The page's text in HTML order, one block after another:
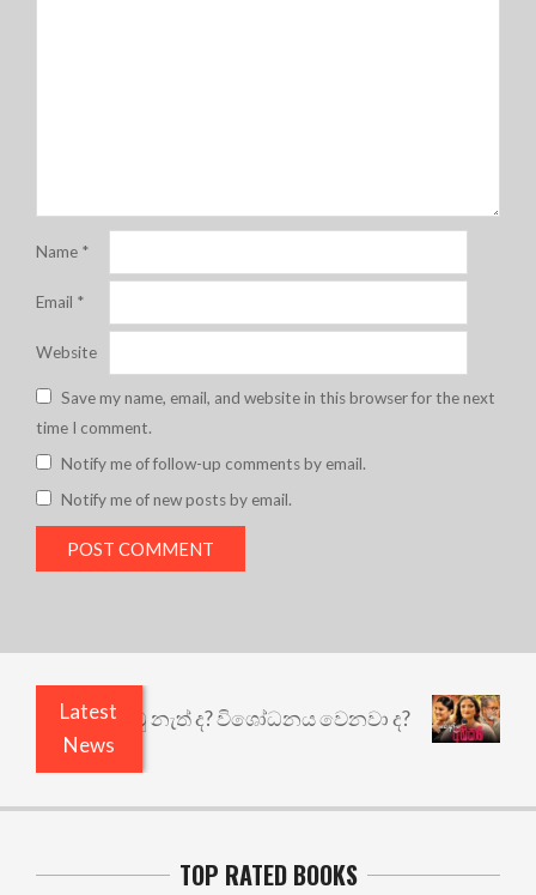
Name *
Email *
Website
Save my name, email, and website in this browser for the next
time I comment.
Notify me of follow-up comments by email.
Notify me of new posts by email.
Latest
News
කුඩු නැත් ද? විශෝධනය වෙනවා ද?
TOP RATED BOOKS